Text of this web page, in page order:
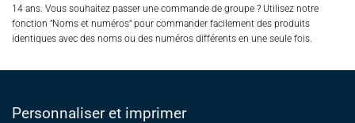
14 ans. Vous souhaitez passer une commande de groupe ? Utilisez notre
fonction "Noms et numéros" pour commander facilement des produits
identiques avec des noms ou des numéros différents en une seule fois.
Personnaliser et imprimer